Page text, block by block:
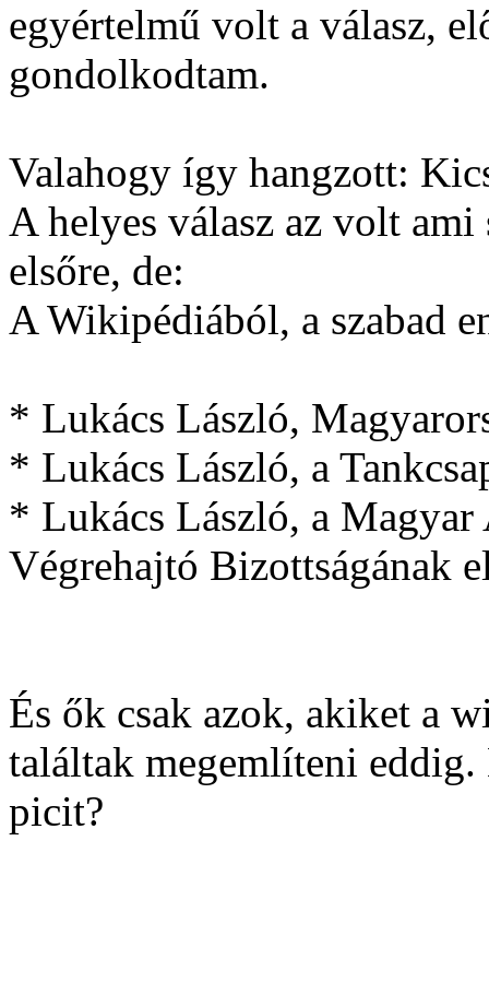
egyértelmű volt a válasz,
gondolkodtam.
Valahogy így hangzott:
A helyes válasz az volt
elsőre, de:
A Wikipédiából, a szabad
* Lukács László,
* Lukács László, a
* Lukács László, a Magyar
Végrehajtó Bizottságának
És ők csak azok, akiket a
találtak megemlíteni
picit?